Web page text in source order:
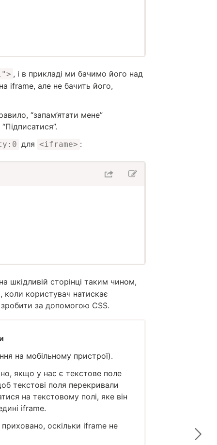
, і в прикладі ми бачимо його над
iframe, але не бачить його,
“запам’ятати мене”
для <iframe> :
на шкідливій сторінці таким чином,
користувач натискає
за допомогою CSS.
на мобільному пристрої).
якщо у нас є текстове поле
текстові поля перекривали
на текстовому полі, яке він
iframe.
оскільки iframe не